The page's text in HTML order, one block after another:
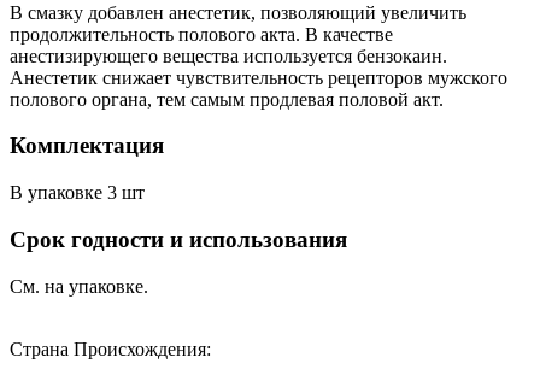
В смазку добавлен анестетик, позволяющий увеличить
продолжительность полового акта. В качестве
анестизирующего вещества используется бензокаин.
Анестетик снижает чувствительность рецепторов мужского
полового органа, тем самым продлевая половой акт.
Комплектация
В упаковке 3 шт
Срок годности и использования
См. на упаковке.
Страна Происхождения: